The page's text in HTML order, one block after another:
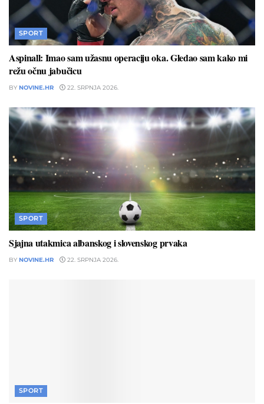
SPORT
Aspinall: Imao sam užasnu operaciju oka. Gledao sam kako mi
režu očnu jabučicu
BY NOVINE.HR 22. SRPNJA 2026.
SPORT
Sjajna utakmica albanskog i slovenskog prvaka
BY NOVINE.HR 22. SRPNJA 2026.
SPORT